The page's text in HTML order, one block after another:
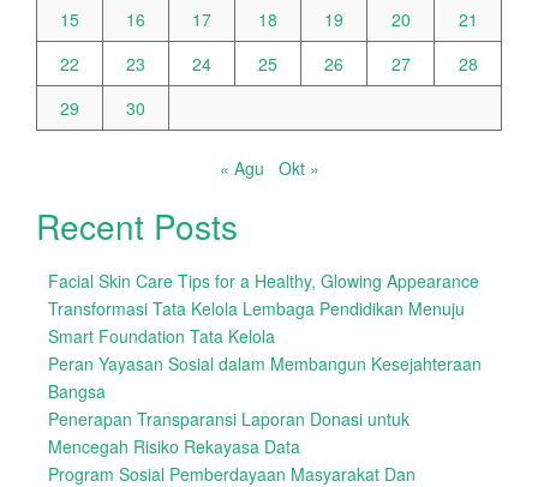
15
16 17 18 19 20
21
22
23 24 25 26 27
28
29
30
« Agu Okt »
Recent Posts
Facial Skin Care Tips for a Healthy, Glowing Appearance
Transformasi Tata Kelola Lembaga Pendidikan Menuju
Smart Foundation Tata Kelola
Peran Yayasan Sosial dalam Membangun Kesejahteraan
Bangsa
Penerapan Transparansi Laporan Donasi untuk
Mencegah Risiko Rekayasa Data
Program Sosial Pemberdayaan Masyarakat Dan